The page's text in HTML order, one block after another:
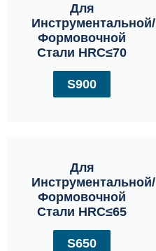
Для
Инструментальной/
Формовочной
Стали HRC≤70
S900
Для
Инструментальной/
Формовочной
Стали HRC≤65
S650